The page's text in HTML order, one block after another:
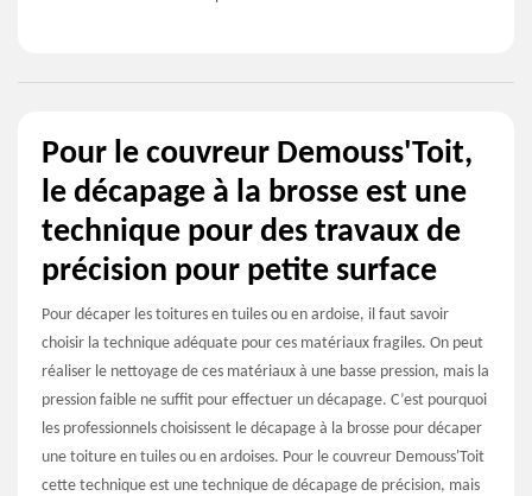
Pour le couvreur Demouss'Toit,
le décapage à la brosse est une
technique pour des travaux de
précision pour petite surface
Pour décaper les toitures en tuiles ou en ardoise, il faut savoir
choisir la technique adéquate pour ces matériaux fragiles. On peut
réaliser le nettoyage de ces matériaux à une basse pression, mais la
pression faible ne suffit pour effectuer un décapage. C’est pourquoi
les professionnels choisissent le décapage à la brosse pour décaper
une toiture en tuiles ou en ardoises. Pour le couvreur Demouss'Toit
cette technique est une technique de décapage de précision, mais